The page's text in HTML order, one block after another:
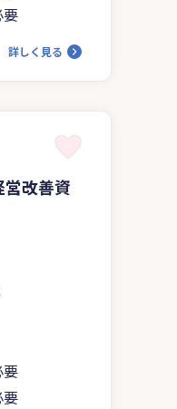
詳しく見る
改善資